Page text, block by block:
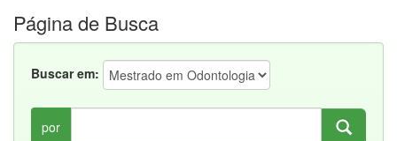
Página de Busca
Buscar em:
por